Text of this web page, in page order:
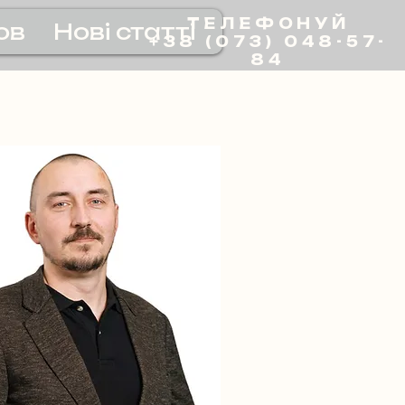
Нові статтіТЕЛЕФОНУЙ
+38 (073) 048-57-
84